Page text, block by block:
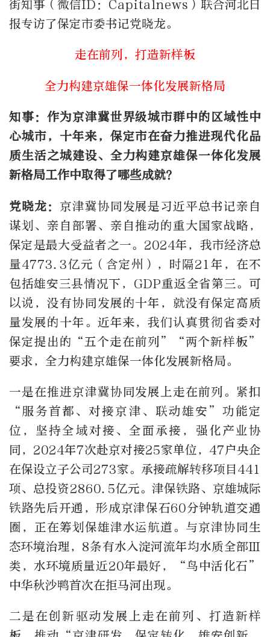
街知事（微信ID：Capitalnews）联合河北日
报专访了保定市委书记党晓龙。
走在前列，打造新样板
全力构建京雄保一体化发展新格局
知事：作为京津冀世界级城市群中的区域性中
心城市，十年来，保定市在奋力推进现代化品
质生活之城建设、全力构建京雄保一体化发展
新格局工作中取得了哪些成就？
党晓龙： 京津冀协同发展是习近平总书记亲自
谋划、亲自部署、亲自推动的重大国家战略，
保定是最大受益者之一。2024年，我市经济总
量4773.3亿元（含定州），时隔21年，在不
包括雄安三县情况下，GDP重返全省第三。可
以说，没有协同发展的十年，就没有保定高质
量发展的十年。近年来，我们认真贯彻省委对
保定提出的“五个走在前列”“两个新样板”
要求，全力构建京雄保一体化发展新格局。
一是在推进京津冀协同发展上走在前列。紧扣
“服务首都、对接京津、联动雄安”功能定
位，坚持全域对接、全面承接，强化产业协
同，2024年7次赴京对接25家单位，47户央企
在保设立子公司273家。承接疏解转移项目441
项、总投资2860.5亿元。津保铁路、京雄城际
铁路先后开通，形成京津保石60分钟轨道交通
圈，正在筹划保雄津水运航道。与京津协同生
态环境治理，8条有水入淀河流年均水质全部Ⅲ
类，水环境质量近20年最好，“鸟中活化石”
中华秋沙鸭首次在拒马河出现。
二是在创新驱动发展上走在前列、打造新样